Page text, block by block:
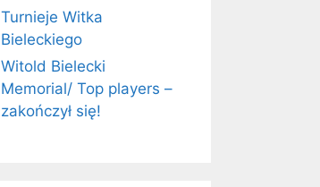
Turnieje Witka
Bieleckiego
Witold Bielecki
Memorial/ Top players –
zakończył się!